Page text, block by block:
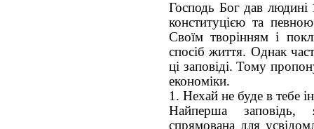
Господь Бог дав людині
конституцією та
Своїм творінням і
спосіб життя. Однак
ці заповіді. Тому
економіки.
1. Нехай не буде в тебе
Найперша
спрямована для